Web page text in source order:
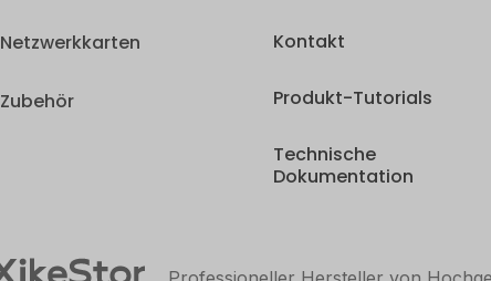
Netzwerkkarten
Zubehör
Kontakt
Produkt-Tutorials
Technische
Dokumentation